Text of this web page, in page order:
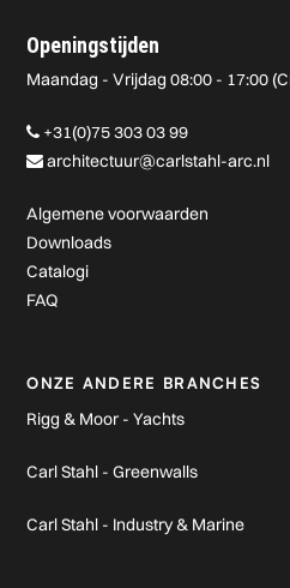
Openingstijden
Maandag - Vrijdag 08:00 - 17:00
+31(0)75 303 03 99
architectuur@carlstahl-arc.nl
Algemene voorwaarden
Downloads
Catalogi
FAQ
ONZE ANDERE BRANCHES
Rigg & Moor - Yachts
Carl Stahl - Greenwalls
Carl Stahl - Industry & Marine